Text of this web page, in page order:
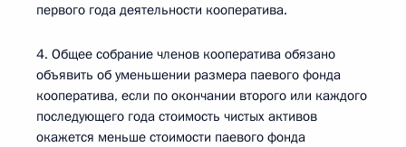
первого года деятельности кооператива.
4. Общее собрание членов кооператива обязано
объявить об уменьшении размера паевого фонда
кооператива, если по окончании второго или каждого
последующего года стоимость чистых активов
окажется меньше стоимости паевого фонда